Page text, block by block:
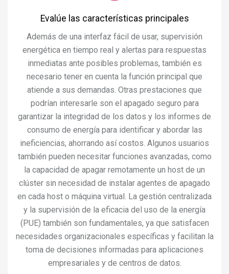
Evalúe las características principales
Además de una interfaz fácil de usar, supervisión
energética en tiempo real y alertas para respuestas
inmediatas ante posibles problemas, también es
necesario tener en cuenta la función principal que
atiende a sus demandas. Otras prestaciones que
podrían interesarle son el apagado seguro para
garantizar la integridad de los datos y los informes de
consumo de energía para identificar y abordar las
ineficiencias, ahorrando así costos. Algunos usuarios
también pueden necesitar funciones avanzadas, como
la capacidad de apagar remotamente un host de un
clúster sin necesidad de instalar agentes de apagado
en cada host o máquina virtual. La gestión centralizada
y la supervisión de la eficacia del uso de la energía
(PUE) también son fundamentales, ya que satisfacen
necesidades organizacionales específicas y facilitan la
toma de decisiones informadas para aplicaciones
empresariales y de centros de datos.